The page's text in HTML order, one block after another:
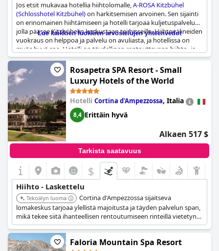
Jos etsit mukavaa hotellia hiihtolomalle,A-ROSA Kitzbühel
(Schlosshotel Kitzbühel)on harkitsemisen arvoinen. Sen sijainti
on erinomainen hiihtämiseen ja hotelli tarjoaa kuljetuspalvelun,
jolla pääsee Kitzbühelin keskustaan tai hisseille. Hiihtovälineiden
vuokraus on helppoa ja palvelu on avuliasta, ja hotellissa on
myös hyvä spa. Hotelli on täydellinen rentouttavaan hiihto- ja
wellness-viikonloppuun. Golf ja hiihto ovat myös lähellä. Jotkut
vieraat ovat tosin kokeneet hiihtokuljetuksen
epäjärjestäytyneeksi ja kaoottiseksi, mutta kaiken kaikkiaan se
on silti loistava paikka lomalle Kitzbühelissä.
Lue kaikkien luokkien arvostelujen yhteenvedot
Rosapetra SPA Resort - Small
Luxury Hotels of the World
Hotelli Cortina d'Ampezzossa, Italia
8,4 Erittäin hyvä
Alkaen 517 $
Tarkista saatavuus
$
Hiihto - Laskettelu
Tekoälyn luoma
Cortina d'Ampezzossa sijaitseva
lomakeskus tarjoaa ylellistä majoitusta ja täyden palvelun span,
mikä tekee siitä ihanteellisen rentoutumiseen rinteillä vietetyn
päivän jälkeen. Lomakeskuksen läheisyys Dolomiittien
hiihtoalueeseen takaa kätevän pääsyn laajoihin
hiihtomahdollisuuksiin.Faloria Mountain Spa Resort